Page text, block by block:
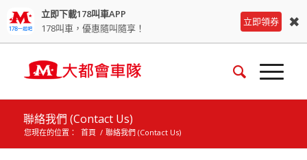
立即下載178叫車APP
178叫車，優惠隨叫隨享！
立即領券 ✖
聯絡我們 (Contact Us)
您現在的位置： 首頁 / 聯絡我們 (Contact Us)